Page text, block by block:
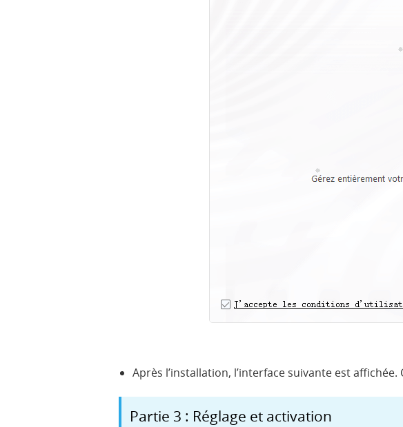
Après l’installation, l’interface suivante est
Partie 3 : Réglage et activation